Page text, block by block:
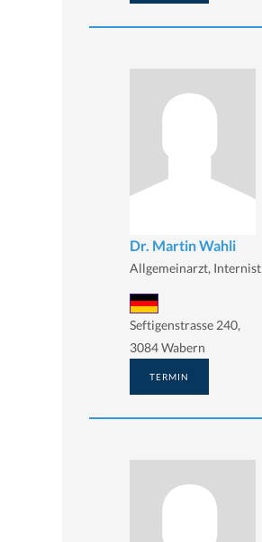
Dr. Martin Wahli
Allgemeinarzt, Internist
Seftigenstrasse 240,
3084 Wabern
TERMIN